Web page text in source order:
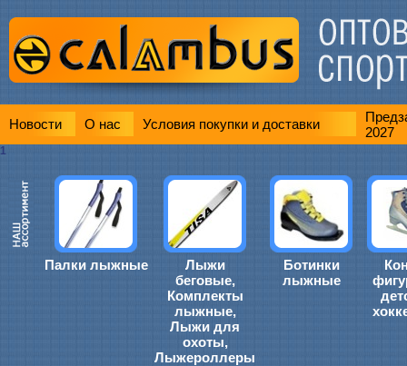
Новости О нас Условия покупки и доставки
2027
1
Палки лыжные
Лыжи
беговые,
Комплекты
лыжные,
Лыжи для
охоты,
Лыжероллеры
Ботинки
лыжные